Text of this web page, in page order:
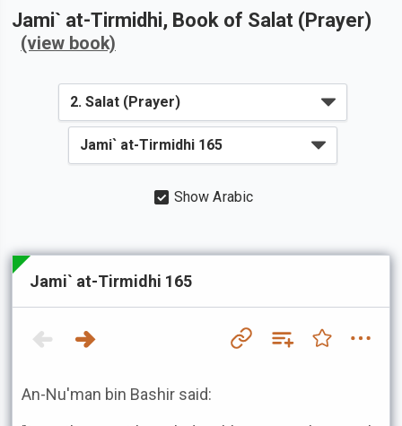
Jami` at-Tirmidhi, Book of Salat (Prayer)
(view book)
Show Arabic
Jami` at-Tirmidhi 165
An-Nu'man bin Bashir said: